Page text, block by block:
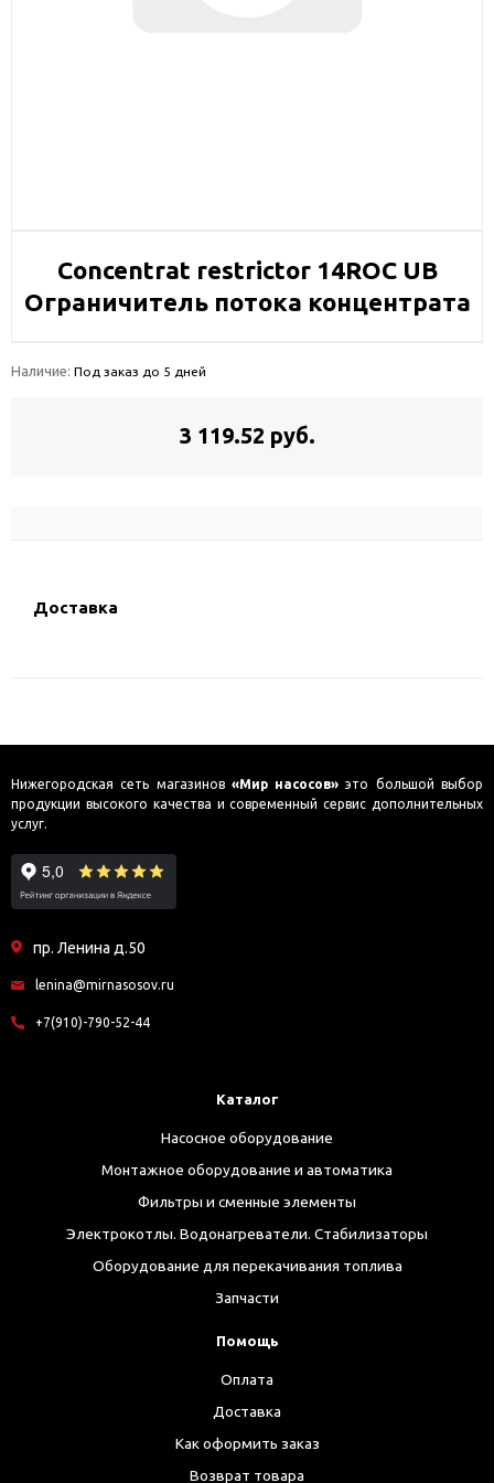
Concentrat restrictor 14ROC UB
Ограничитель потока концентрата
Наличие: Под заказ до 5 дней
3 119.52 руб.
Доставка
Нижегородская сеть магазинов «Мир насосов» это большой выбор
продукции высокого качества и современный сервис дополнительных
услуг.
пр. Ленина д.50
lenina@mirnasosov.ru
+7(910)-790-52-44
Каталог
Насосное оборудование
Монтажное оборудование и автоматика
Фильтры и сменные элементы
Электрокотлы. Водонагреватели. Стабилизаторы
Оборудование для перекачивания топлива
Запчасти
Помощь
Оплата
Доставка
Как оформить заказ
Возврат товара